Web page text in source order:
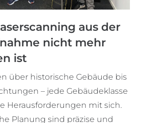
aus der
nicht mehr
ist
über historische Gebäude bis
– jede Gebäudeklasse
Herausforderungen mit sich.
Planung sind präzise und